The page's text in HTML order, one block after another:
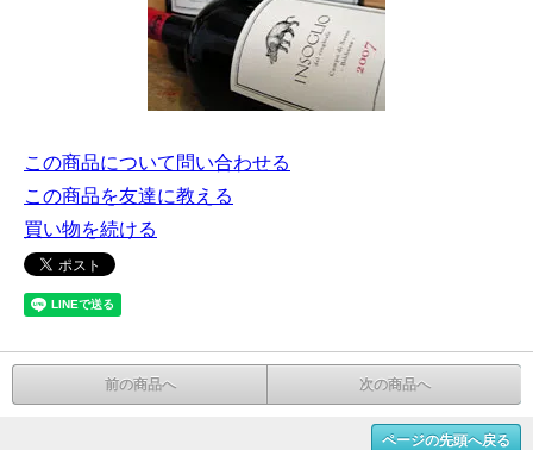
この商品について問い合わせる
この商品を友達に教える
買い物を続ける
前の商品へ 次の商品へ
ページの先頭へ戻る